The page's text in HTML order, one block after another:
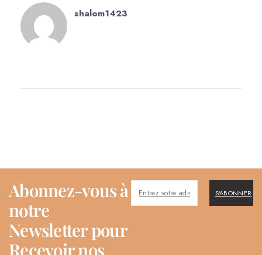
shalom1423
Abonnez-vous à
notre
Newsletter pour
Recevoir nos
S'ABONNER